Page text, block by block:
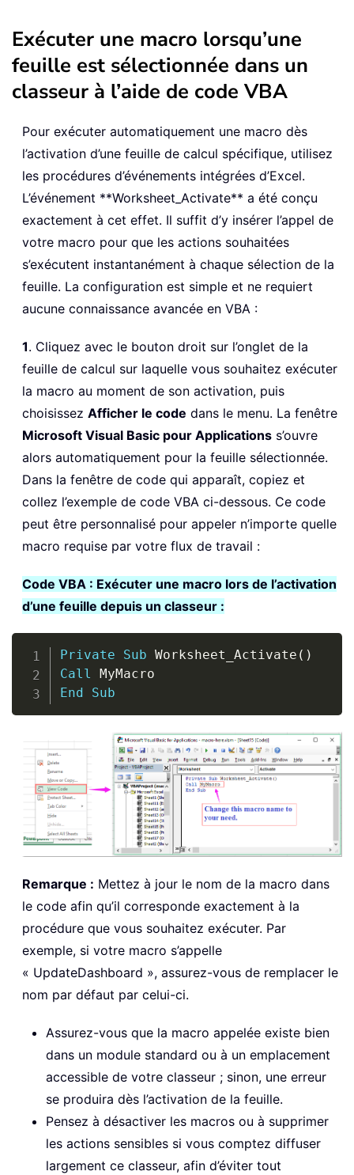
Exécuter une macro lorsqu’une
feuille est sélectionnée dans un
classeur à l’aide de code VBA
Pour exécuter automatiquement une macro dès
l’activation d’une feuille de calcul spécifique, utilisez
les procédures d’événements intégrées d’Excel.
L’événement **Worksheet_Activate** a été conçu
exactement à cet effet. Il suffit d’y insérer l’appel de
votre macro pour que les actions souhaitées
s’exécutent instantanément à chaque sélection de la
feuille. La configuration est simple et ne requiert
aucune connaissance avancée en VBA :
1. Cliquez avec le bouton droit sur l’onglet de la
feuille de calcul sur laquelle vous souhaitez exécuter
la macro au moment de son activation, puis
choisissez Afficher le code dans le menu. La fenêtre
Microsoft Visual Basic pour Applications s’ouvre
alors automatiquement pour la feuille sélectionnée.
Dans la fenêtre de code qui apparaît, copiez et
collez l’exemple de code VBA ci-dessous. Ce code
peut être personnalisé pour appeler n’importe quelle
macro requise par votre flux de travail :
Code VBA : Exécuter une macro lors de l’activation
d’une feuille depuis un classeur :
Private Sub Worksheet_Activate ( )
Call
End
Sub
Copy
Remarque : Mettez à jour le nom de la macro dans
le code afin qu’il corresponde exactement à la
procédure que vous souhaitez exécuter. Par
exemple, si votre macro s’appelle
« UpdateDashboard », assurez-vous de remplacer le
nom par défaut par celui-ci.
Assurez-vous que la macro appelée existe bien
dans un module standard ou à un emplacement
accessible de votre classeur ; sinon, une erreur
se produira dès l’activation de la feuille.
Pensez à désactiver les macros ou à supprimer
les actions sensibles si vous comptez diffuser
largement ce classeur, afin d’éviter tout